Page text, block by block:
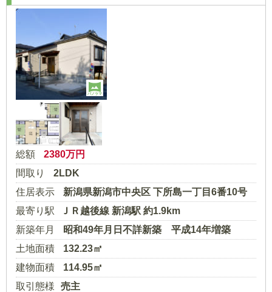
パノラマ
総額 2380万円
間取り
2LDK
住居表示
新潟県新潟市中央区 下所島一丁目6番10号
最寄り駅
ＪＲ越後線 新潟駅 約1.9km
新築年月
昭和49年月日不詳新築 平成14年増築
土地面積
132.23㎡
建物面積
114.95㎡
取引態様
売主